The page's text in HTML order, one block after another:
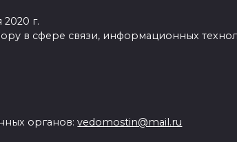
г.
в сфере связи, информационных
органов:vedomostin@mail.ru